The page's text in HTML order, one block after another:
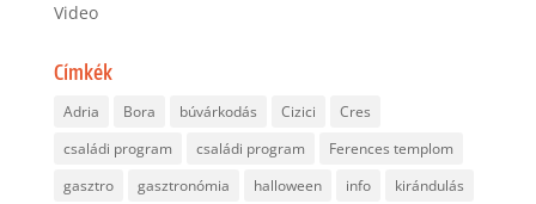
Video
Címkék
Adria Bora búvárkodás Cizici
Cres
családi program
családi program
Ferences templom
gasztro
gasztronómia halloween info
kirándulás